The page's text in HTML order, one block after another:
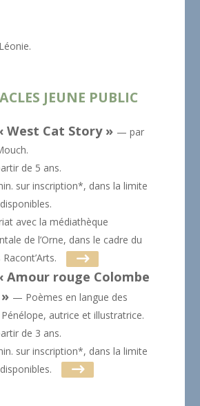
JEUNE PUBLIC
West Cat Story » — par
de 5 ans.
sur inscription*, dans la limite
avec la médiathèque
de l’Orne, dans le cadre du
Amour rouge Colombe
— Poèmes en langue des
autrice et illustratrice.
de 3 ans.
sur inscription*, dans la limite